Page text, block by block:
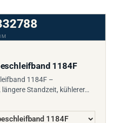
1184F
1184F –
Standzeit, kühlerer…